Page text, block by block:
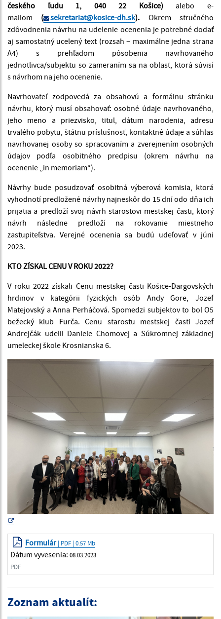
českého ľudu 1, 040 22 Košice) alebo e-
mailom ( sekretariat@kosice-dh.sk). Okrem stručného
zdôvodnenia návrhu na udelenie ocenenia je potrebné dodať
aj samostatný ucelený text (rozsah – maximálne jedna strana
A4) s prehľadom pôsobenia navrhovaného
jednotlivca/subjektu so zameraním sa na oblasť, ktorá súvisí
s návrhom na jeho ocenenie.
Navrhovateľ zodpovedá za obsahovú a formálnu stránku
návrhu, ktorý musí obsahovať: osobné údaje navrhovaného,
jeho meno a priezvisko, titul, dátum narodenia, adresu
trvalého pobytu, štátnu príslušnosť, kontaktné údaje a súhlas
navrhovanej osoby so spracovaním a zverejnením osobných
údajov podľa osobitného predpisu (okrem návrhu na
ocenenie „in memoriam“).
Návrhy bude posudzovať osobitná výberová komisia, ktorá
vyhodnotí predložené návrhy najneskôr do 15 dní odo dňa ich
prijatia a predloží svoj návrh starostovi mestskej časti, ktorý
návrh následne predloží na rokovanie miestneho
zastupiteľstva. Verejné ocenenia sa budú udeľovať v júni
2023.
KTO ZÍSKAL CENU V ROKU 2022?
V roku 2022 získali Cenu mestskej časti Košice-Dargovských
hrdinov v kategórii fyzických osôb Andy Gore, Jozef
Matejovský a Anna Perháčová. Spomedzi subjektov to bol O5
bežecký klub Furča. Cenu starostu mestskej časti Jozef
Andrejčák udelil Daniele Chomovej a Súkromnej základnej
umeleckej škole Krosnianska 6.
Formulár| PDF | 0.57 Mb
Dátum vyvesenia: 08.03.2023
PDF
Zoznam aktualít: